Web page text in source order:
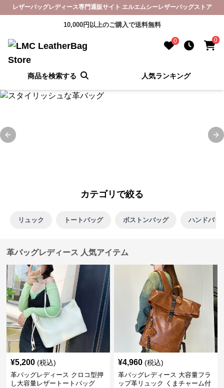
レザーバッグレディース専門通販サイト エルエムシーレザーバッグストア
10,000円以上のご購入で送料無料
0 0
商品を検索する 人気ランキング
Previous slide
カテゴリで絞る
リュック トートバッグ ボストンバッグ ハンドバッ
革バッグレディース 人気アイテム
¥5,200 (税込)
革バッグレディース クロコ型押
し大容量レザートートバッグ
¥4,960 (税込)
革バッグレディース 大容量フラ
ップ革リュック くまチャーム付